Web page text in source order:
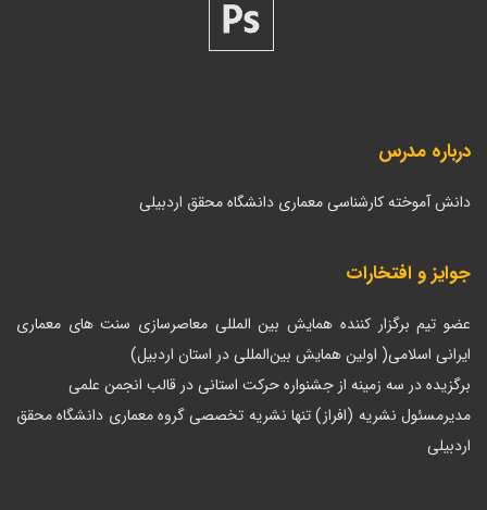
درباره مدرس
دانش آموخته کارشناسی معماری دانشگاه محقق اردبیلی
جوایز و افتخارات
عضو تیم برگزار کننده همایش بین المللی معاصرسازی سنت های معماری
ایرانی اسلامی( اولین همایش بین‌المللی در استان اردبیل)
برگزیده در سه زمینه از جشنواره حرکت استانی در قالب انجمن علمی
مدیرمسئول نشریه (افراز) تنها نشریه تخصصی گروه معماری دانشگاه محقق
اردبیلی